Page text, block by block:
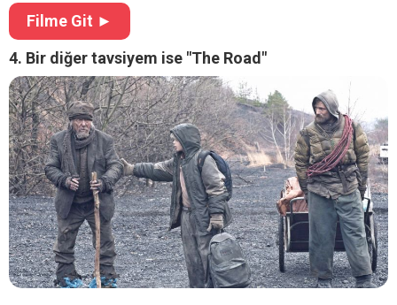
Filme Git ►
4. Bir diğer tavsiyem ise "The Road"